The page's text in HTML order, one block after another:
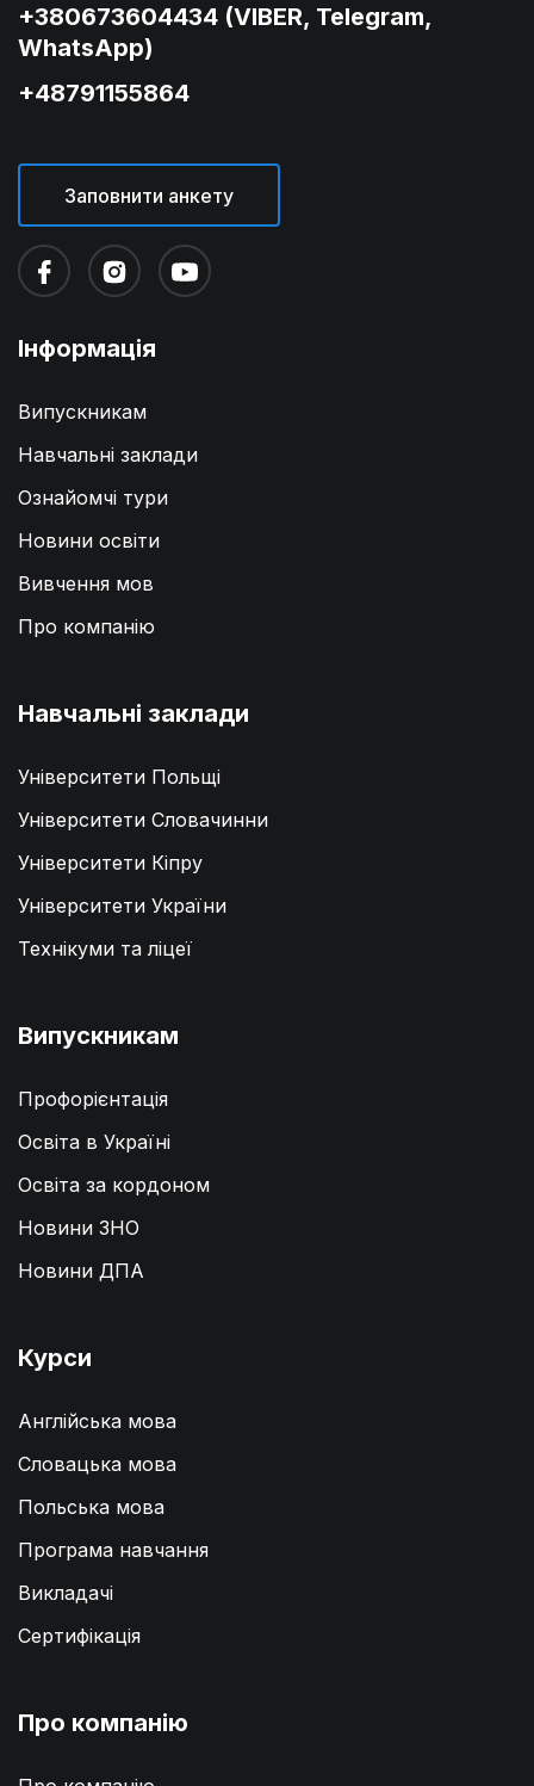
Інформація
Випускникам
Навчальні заклади
Ознайомчі тури
Новини освіти
Вивчення мов
Про компанію
Навчальні заклади
Університети Польщі
Університети Словачинни
Університети Кіпру
Університети України
Технікуми та ліцеї
Випускникам
Профорієнтація
Освіта в Україні
Освіта за кордоном
Новини ЗНО
Новини ДПА
Курси
Англійська мова
Словацька мова
Польська мова
Програма навчання
Викладачі
Сертифікація
Про компанію
+380673604434 (VIBER, Telegram,
WhatsApp)
+48791155864
Заповнити анкету